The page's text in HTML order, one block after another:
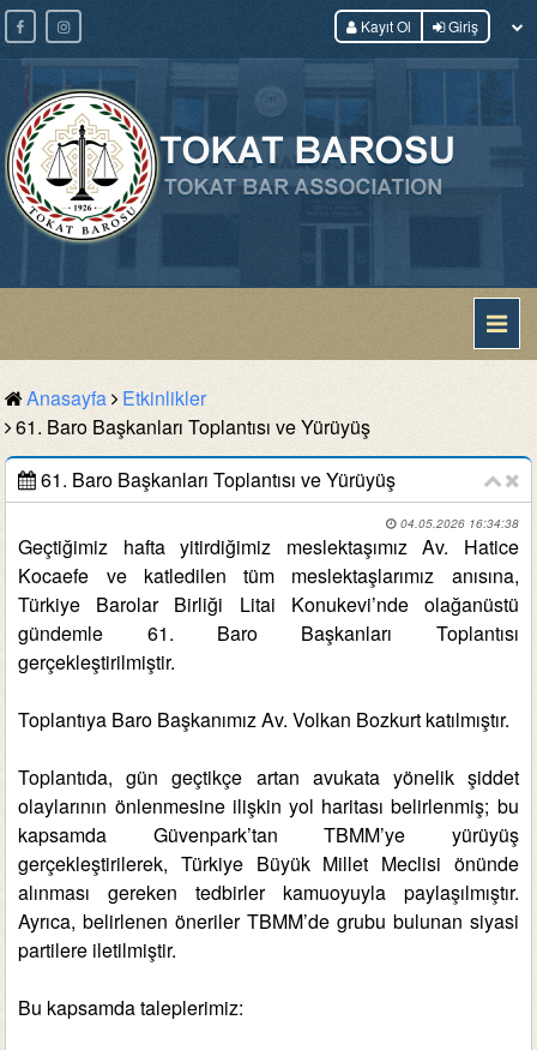
Kayıt Ol Giriş
Anasayfa
Etkinlikler
61. Baro Başkanları Toplantısı ve Yürüyüş
61. Baro Başkanları Toplantısı ve Yürüyüş
04.05.2026 16:34:38
Geçtiğimiz hafta yitirdiğimiz meslektaşımız Av. Hatice
Kocaefe ve katledilen tüm meslektaşlarımız anısına,
Türkiye Barolar Birliği Litai Konukevi’nde olağanüstü
gündemle 61. Baro Başkanları Toplantısı
gerçekleştirilmiştir.
Toplantıya Baro Başkanımız Av. Volkan Bozkurt katılmıştır.
Toplantıda, gün geçtikçe artan avukata yönelik şiddet
olaylarının önlenmesine ilişkin yol haritası belirlenmiş; bu
kapsamda Güvenpark’tan TBMM’ye yürüyüş
gerçekleştirilerek, Türkiye Büyük Millet Meclisi önünde
alınması gereken tedbirler kamuoyuyla paylaşılmıştır.
Ayrıca, belirlenen öneriler TBMM’de grubu bulunan siyasi
partilere iletilmiştir.
Bu kapsamda taleplerimiz: